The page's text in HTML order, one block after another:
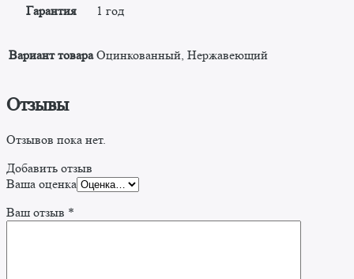
Гарантия 1 год
Вариант товара Оцинкованный, Нержавеющий
Отзывы
Отзывов пока нет.
Добавить отзыв
Ваша оценка
Ваш отзыв *